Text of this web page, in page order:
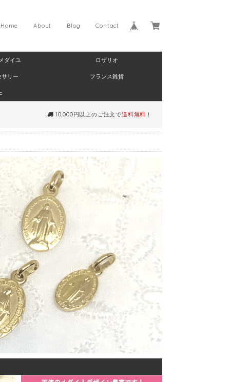
Contact
Blog
About
Home
ダイユ ロザリオ
リー フランス雑貨
10,000円以上のご注文で送料無料！